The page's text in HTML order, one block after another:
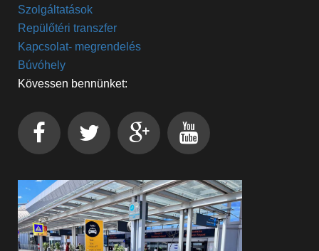
Szolgáltatások
Repülőtéri transzfer
Kapcsolat- megrendelés
Búvóhely
Kövessen bennünket: